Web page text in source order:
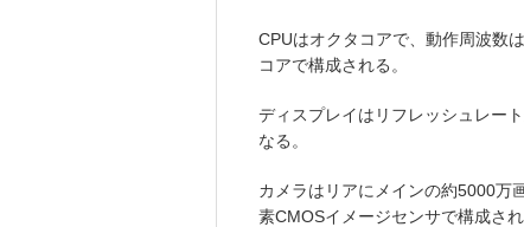
CPUはオクタコアで、動作周波数
コアで構成される。
ディスプレイはリフレッシュレー
なる。
カメラはリアにメインの約5000万
素CMOSイメージセンサで構成さ